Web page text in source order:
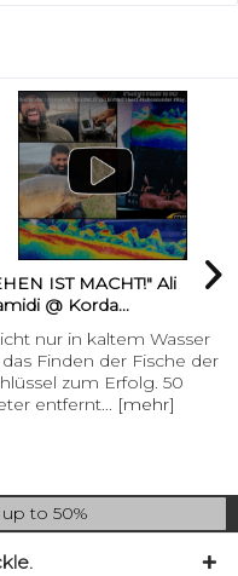
IST MACHT!" Ali
@ Korda...
nur in kaltem Wasser
das Finden der Fische der
zum Erfolg. 50
entfernt... [mehr]
up to 50%